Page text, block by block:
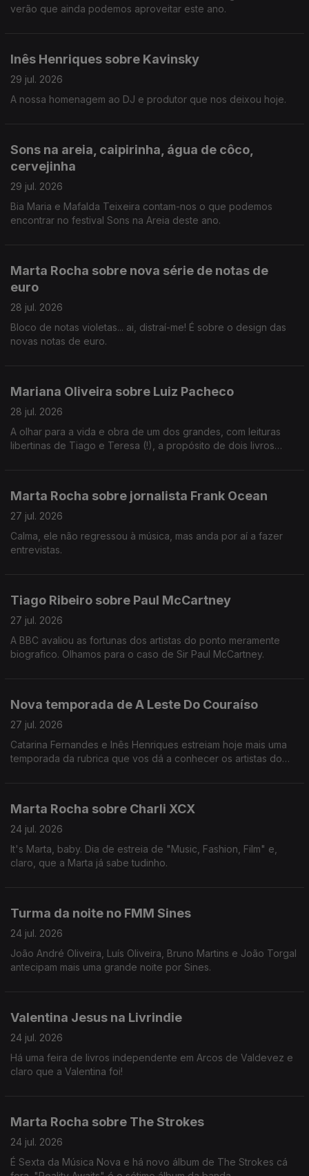
verão que ainda podemos aproveitar este ano.
Inês Henriques sobre Kavinsky
29 jul. 2026
A nossa homenagem ao DJ e produtor que nos deixou hoje.
Sons na areia, caipirinha, água de côco,
cervejinha
29 jul. 2026
Bia Maria e Mafalda Teixeira contam-nos o que podemos
encontrar no festival Sons na Areia deste ano.
Marta Rocha sobre nova série de notas de
euro
28 jul. 2026
Bloco de notas violetas... ai, distraí-me! É sobre o design das
novas notas de euro.
Mariana Oliveira sobre Luiz Pacheco
28 jul. 2026
A olhar para a vida e obra de um dos grandes, com leituras
libertinas de Tiago e Teresa (!), a propósito de dois livros
Marta Rocha sobre jornalista Frank Ocean
27 jul. 2026
Calma, ele não regressou à música, mas anda por aí a fazer
entrevistas.
Tiago Ribeiro sobre Paul McCartney
27 jul. 2026
A BBC avaliou as fortunas dos artistas do ponto meramente
biografico. Olhamos para o caso de Sir Paul McCartney.
Nova temporada de A Leste Do Couraíso
27 jul. 2026
Catarina Fernandes e Inês Henriques estreiam hoje mais uma
temporada da rubrica que vos dá a conhecer os artistas do
Marta Rocha sobre Charli XCX
24 jul. 2026
It's Marta, baby. Dia de estreia de "Music, Fashion, Film" e,
claro, que a Marta já sabe tudinho.
Turma da noite no FMM Sines
24 jul. 2026
João André Oliveira, Luís Oliveira, Bruno Martins e João Torgal
antecipam mais uma grande noite por Sines.
Valentina Jesus na Livrindie
24 jul. 2026
Há uma feira de livros independente em Arcos de Valdevez e
claro que a Valentina foi!
Marta Rocha sobre The Strokes
24 jul. 2026
É Sexta da Música Nova e há novo álbum de The Strokes cá